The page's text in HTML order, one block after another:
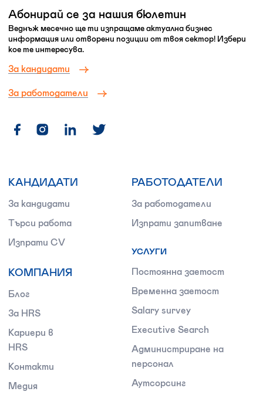
Абонирай се за нашия бюлетин
Веднъж месечно ще ти изпращаме актуална бизнес
информация или отворени позиции от твоя сектор! Избери
кое те интересува.
За кандидати
За работодатели
КАНДИДАТИ
За кандидати
Търси работа
Изпрати CV
КОМПАНИЯ
Блог
За HRS
Кариери в
HRS
Контакти
Медия
РАБОТОДАТЕЛИ
За работодатели
Изпрати запитване
УСЛУГИ
Постоянна заетост
Временна заетост
Salary survey
Executive Search
Администриране на
персонал
Аутсорсинг